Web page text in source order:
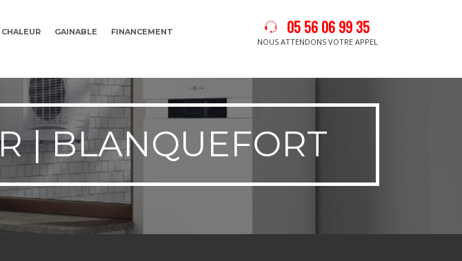
GAINABLE FINANCEMENT 05 56 06 99 35
NOUS ATTENDONS VOTRE APPEL
| BLANQUEFORT